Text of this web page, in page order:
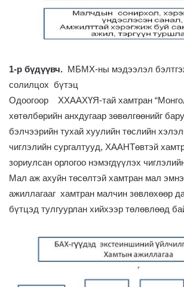
1-р бүдүүвч. МБМХ-ны мэдээлэл
солилцох бүтэц
Одоогоор ХХААХҮЯ-тай хамтран
хөтөлбөрийн анхдугаар зөвөлгөөнийг
бэлчээрийн тухай хуулийн төслийн
чиглэлийн сургалтууд, ХААНТөвтэй
зориулсан орлогоо нэмэгдүүлэх
Мал аж ахуйн төсөлтэй хамтран мал
ажиллагааг хамтран малчин зөвлөхөөр
бүтцэд тулгуурлан хийхээр төлөвлөөд